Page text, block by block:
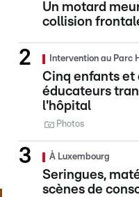
Un motard
collision
Intervention au Parc
Cinq enfants et
éducateurs
l'hôpital
Photos
À Luxembourg
Seringues,
scènes de